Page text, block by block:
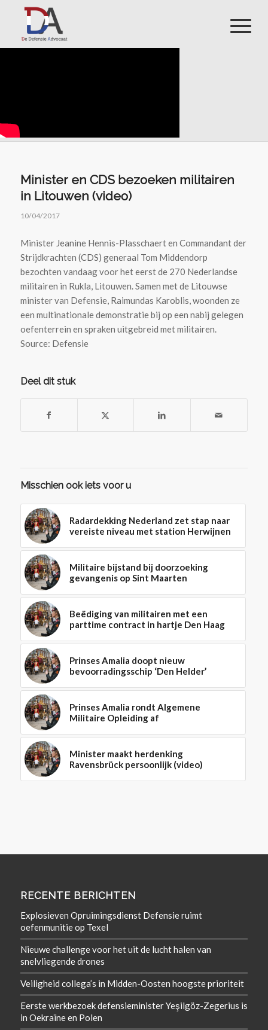
Minister en CDS bezoeken militairen
in Litouwen (video)
10/04/2017
Minister Jeanine Hennis-Plasschaert en Commandant der
Strijdkrachten (CDS) generaal Tom Middendorp
bezochten vandaag voor het eerst de 270 Nederlandse
militairen in Rukla, Litouwen. Samen met de Litouwse
minister van Defensie, Raimundas Karoblis, woonden ze
een multinationale demonstratie bij op een nabij gelegen
oefenterrein en spraken uitgebreid met militairen.
Source: Defensie
Deel dit stuk
Misschien ook iets voor u
Radardekking Nederland zet stap naar
vereiste niveau met station Herwijnen
Militaire bijstand bij doorzoeking
gevangenis op Sint Maarten
Beëdiging van militairen met een
parttime contract in hartje Den Haag
Prinses Amalia doopt nieuw
bevoorradingsschip ‘Den Helder’
Prinses Amalia rondt Algemene
Militaire Opleiding af
Minister maakt herdenking
Ravensbrück persoonlijk (video)
RECENTE BERICHTEN
Explosieven Opruimingsdienst Defensie ruimt
oefenmunitie op Texel
Nieuwe challenge voor het uit de lucht halen van
snelvliegende drones
Veiligheid collega’s in Midden-Oosten hoogste prioriteit
Eerste werkbezoek defensieminister Yeşilgöz-Zegerius is
in Oekraïne en Polen